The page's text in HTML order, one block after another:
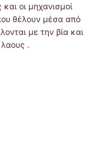
οι μηχανισμοί
θέλουν μέσα από
με την βία και
.